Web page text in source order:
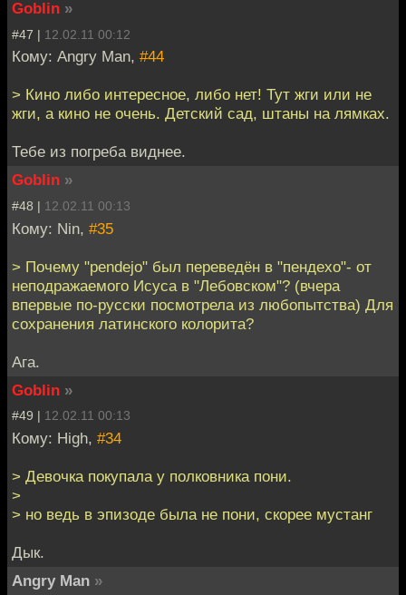
Goblin »
#47 | 12.02.11 00:12
Кому: Angry Man, #44
> Кино либо интересное, либо нет! Тут жги или не
жги, а кино не очень. Детский сад, штаны на лямках.
Тебе из погреба виднее.
Goblin »
#48 | 12.02.11 00:13
Кому: Nin, #35
> Почему "pendejo" был переведён в "пендехо"- от
неподражаемого Исуса в "Лебовском"? (вчера
впервые по-русcки посмотрела из любопытства) Для
сохранения латинского колорита?
Ага.
Goblin »
#49 | 12.02.11 00:13
Кому: High, #34
> Девочка покупала у полковника пони.
>
> но ведь в эпизоде была не пони, скорее мустанг
Дык.
Angry Man »